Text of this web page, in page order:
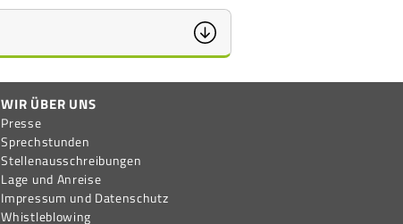
WIR ÜBER UNS
Presse
Sprechstunden
Stellen­aus­schreib­ungen
Lage und Anreise
Impressum und Datenschutz
Whistleblowing